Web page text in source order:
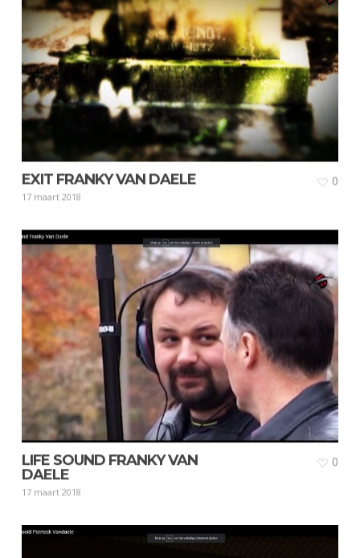
EXIT FRANKY VAN DAELE
17 maart 2018
0
LIFE SOUND FRANKY VAN
DAELE
17 maart 2018
0